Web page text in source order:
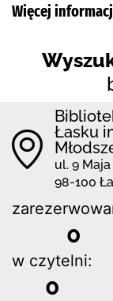
Więcej
Łasku
ul. 9 Maja
98-100
0
w czytelni:
0